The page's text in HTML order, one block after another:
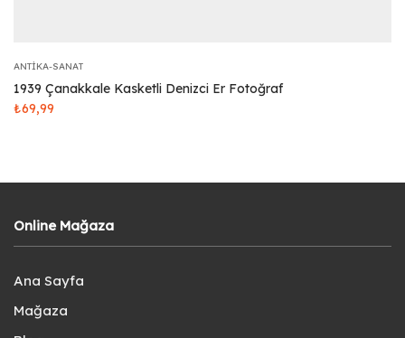
ANTIKA-SANAT
1939 Çanakkale Kasketli Denizci Er Fotoğraf
₺69,99
Online Mağaza
Ana Sayfa
Mağaza